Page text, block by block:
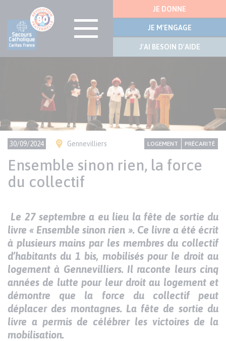
Aller
latérale
JE DONNE
JE M'ENGAGE
J'AI BESOIN D'AIDE
Visuel
30/09/2024 Ville(s)
Gennevilliers
CONTENU
Thème
LOGEMENT PRÉCARITÉ
Ensemble sinon rien, la force
du collectif
Paragraphes
de
contenu
Texte
Le 27 septembre a eu lieu la fête de sortie du
livre « Ensemble sinon rien ». Ce livre a été écrit
à plusieurs mains par les membres du collectif
d’habitants du 1 bis, mobilisés pour le droit au
logement à Gennevilliers. Il raconte leurs cinq
années de lutte pour leur droit au logement et
démontre que la force du collectif peut
déplacer des montagnes. La fête de sortie du
livre a permis de célébrer les victoires de la
mobilisation.